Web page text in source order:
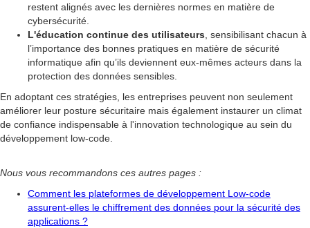
restent alignés avec les dernières normes en matière de
cybersécurité.
L'éducation continue des utilisateurs, sensibilisant chacun à
l’importance des bonnes pratiques en matière de sécurité
informatique afin qu’ils deviennent eux-mêmes acteurs dans la
protection des données sensibles.
En adoptant ces stratégies, les entreprises peuvent non seulement
améliorer leur posture sécuritaire mais également instaurer un climat
de confiance indispensable à l'innovation technologique au sein du
développement low-code.
Nous vous recommandons ces autres pages :
Comment les plateformes de développement Low-code
assurent-elles le chiffrement des données pour la sécurité des
applications ?